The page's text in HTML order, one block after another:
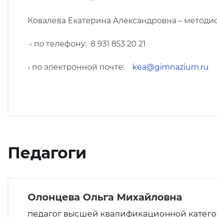
Ковалева Екатерина Александровна –
• по телефону: 8 931 853 20 21
• по электронной почте: kea@gimnazium.ru
Педагоги
Олонцева Ольга Михайловна
педагог высшей квалификационной